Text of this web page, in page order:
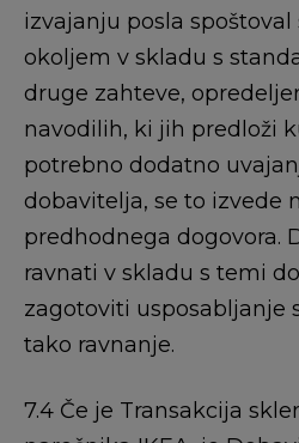
izvajanju posla
okoljem v skladu s
druge zahteve,
navodilih, ki jih predloži
potrebno dodatno
dobavitelja, se to izvede
predhodnega dogovora.
ravnati v skladu s temi
zagotoviti usposabljanje
tako ravnanje.
7.4 Če je Transakcija